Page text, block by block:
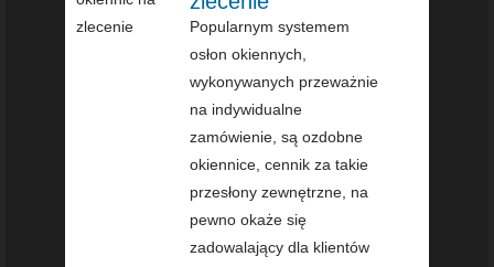
Popularnym systemem
osłon okiennych,
wykonywanych przeważnie
na indywidualne
zamówienie, są ozdobne
okiennice, cennik za takie
przesłony zewnętrzne, na
pewno okaże się
zadowalający dla klientów